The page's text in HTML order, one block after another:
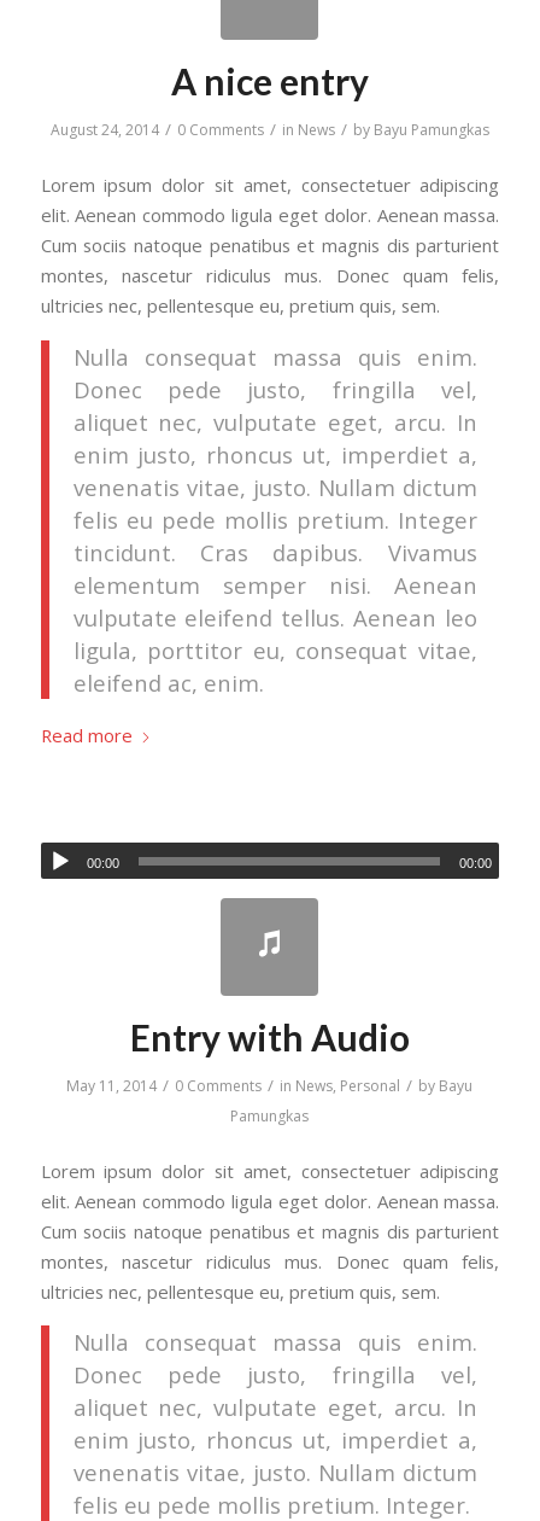
A nice entry
August 24, 2014 / 0 Comments / in News / by Bayu Pamungkas
Lorem ipsum dolor sit amet, consectetuer adipiscing
elit. Aenean commodo ligula eget dolor. Aenean massa.
Cum sociis natoque penatibus et magnis dis parturient
montes, nascetur ridiculus mus. Donec quam felis,
ultricies nec, pellentesque eu, pretium quis, sem.
Nulla consequat massa quis enim.
Donec pede justo, fringilla vel,
aliquet nec, vulputate eget, arcu. In
enim justo, rhoncus ut, imperdiet a,
venenatis vitae, justo. Nullam dictum
felis eu pede mollis pretium. Integer
tincidunt. Cras dapibus. Vivamus
elementum semper nisi. Aenean
vulputate eleifend tellus. Aenean leo
ligula, porttitor eu, consequat vitae,
eleifend ac, enim.
Read more
00:00 00:00
Entry with Audio
May 11, 2014 / 0 Comments / in News, Personal / by Bayu
Pamungkas
Lorem ipsum dolor sit amet, consectetuer adipiscing
elit. Aenean commodo ligula eget dolor. Aenean massa.
Cum sociis natoque penatibus et magnis dis parturient
montes, nascetur ridiculus mus. Donec quam felis,
ultricies nec, pellentesque eu, pretium quis, sem.
Nulla consequat massa quis enim.
Donec pede justo, fringilla vel,
aliquet nec, vulputate eget, arcu. In
enim justo, rhoncus ut, imperdiet a,
venenatis vitae, justo. Nullam dictum
felis eu pede mollis pretium. Integer.